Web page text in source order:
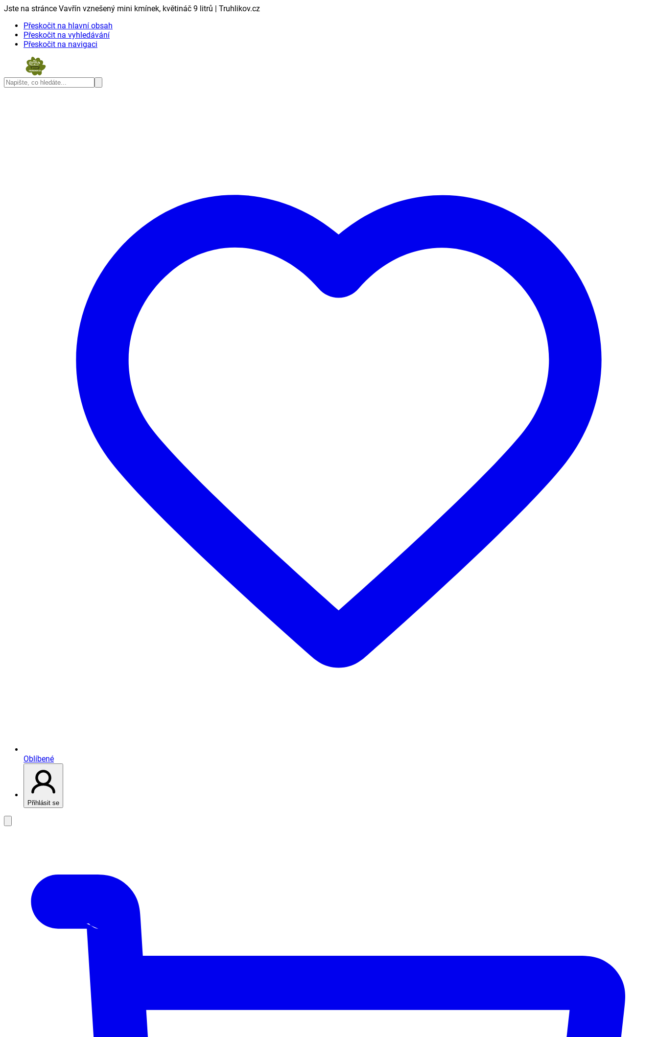
Jste na stránce Vavřín vznešený mini kmínek, květináč 9 litrů | Truhlikov.cz
Přeskočit na hlavní obsah
Přeskočit na vyhledávání
Přeskočit na navigaci
Oblíbené
Přihlásit se